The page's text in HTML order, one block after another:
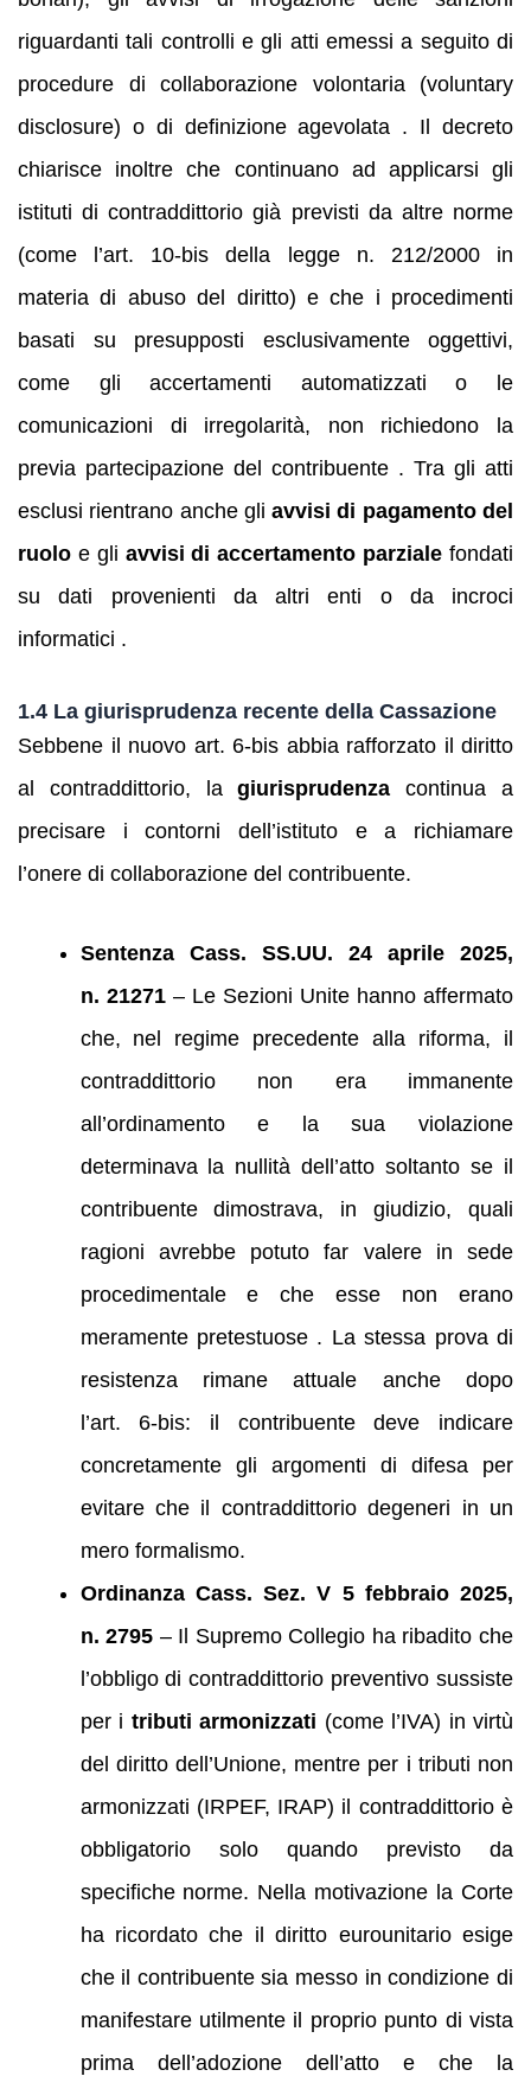
riguardanti tali controlli e gli atti emessi a seguito di
procedure di collaborazione volontaria (voluntary
disclosure) o di definizione agevolata . Il decreto
chiarisce inoltre che continuano ad applicarsi gli
istituti di contraddittorio già previsti da altre norme
(come l’art. 10‑bis della legge n. 212/2000 in
materia di abuso del diritto) e che i procedimenti
basati su presupposti esclusivamente oggettivi,
come gli accertamenti automatizzati o le
comunicazioni di irregolarità, non richiedono la
previa partecipazione del contribuente . Tra gli atti
esclusi rientrano anche gliavvisi di pagamento del
ruolo e gli avvisi di accertamento parziale fondati
su dati provenienti da altri enti o da incroci
informatici .
1.4 La giurisprudenza recente della Cassazione
Sebbene il nuovo art. 6‑bis abbia rafforzato il diritto
al contraddittorio, lagiurisprudenza continua a
precisare i contorni dell’istituto e a richiamare
l’onere di collaborazione del contribuente.
Sentenza Cass. SS.UU. 24 aprile 2025,
n. 21271– Le Sezioni Unite hanno affermato
che, nel regime precedente alla riforma, il
contraddittorio non era immanente
all’ordinamento e la sua violazione
determinava la nullità dell’atto soltanto se il
contribuente dimostrava, in giudizio, quali
ragioni avrebbe potuto far valere in sede
procedimentale e che esse non erano
meramente pretestuose . La stessa prova di
resistenza rimane attuale anche dopo
l’art. 6‑bis: il contribuente deve indicare
concretamente gli argomenti di difesa per
evitare che il contraddittorio degeneri in un
mero formalismo.
Ordinanza Cass. Sez. V 5 febbraio 2025,
n. 2795 – Il Supremo Collegio ha ribadito che
l’obbligo di contraddittorio preventivo sussiste
per i tributi armonizzati (come l’IVA) in virtù
del diritto dell’Unione, mentre per i tributi non
armonizzati (IRPEF, IRAP) il contraddittorio è
obbligatorio solo quando previsto da
specifiche norme. Nella motivazione la Corte
ha ricordato che il diritto eurounitario esige
che il contribuente sia messo in condizione di
manifestare utilmente il proprio punto di vista
prima dell’adozione dell’atto e che la